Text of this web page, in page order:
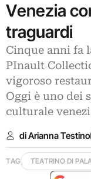
Venezia
traguardi
Cinque anni fa
PInault
vigoroso
Oggi è uno dei
culturale
di Arianna Testino
TAG TEATRINO DI